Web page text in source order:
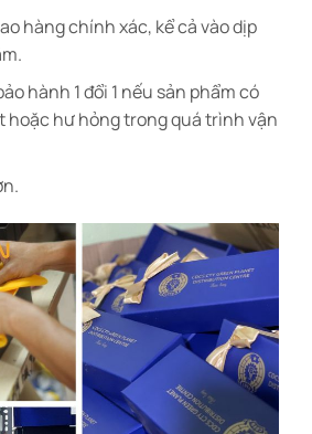
hàng chính xác, kể cả vào dịp
hành 1 đổi 1 nếu sản phẩm có
hoặc hư hỏng trong quá trình vận